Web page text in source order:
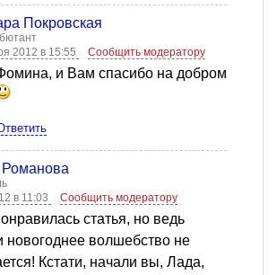
Покровская
2012 в 15:55
Сообщить модератору
и Вам спасибо на добром
Романова
в 11:03
Сообщить модератору
статья, но ведь
новогоднее волшебство не
Кстати, начали вы, Лада,